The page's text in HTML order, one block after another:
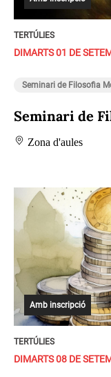
TERTÚLIES
DIMARTS 01 DE
Seminari de Filosofia
Seminari de
Zona d'aules
Amb inscripció
TERTÚLIES
DIMARTS 08 DE